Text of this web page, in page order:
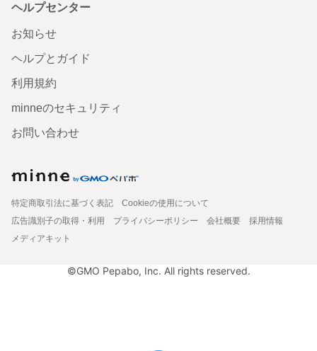
ヘルプセンター
お知らせ
ヘルプとガイド
利用規約
minneのセキュリティ
お問い合わせ
特定商取引法に基づく表記
Cookieの使用について
広告識別子の取得・利用
プライバシーポリシー 会社概要
採用情報
メディアキット
©GMO Pepabo, Inc. All rights reserved.